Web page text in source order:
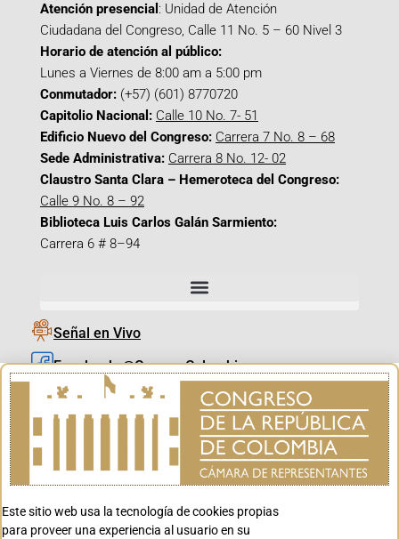
Atención presencial : Unidad de Atención
Ciudadana del Congreso, Calle 11 No. 5 – 60 Nivel 3
Horario de atención al público:
Lunes a Viernes de 8:00 am a 5:00 pm
Conmutador: (+57) (601) 8770720
Capitolio Nacional: Calle 10 No. 7- 51
Edificio Nuevo del Congreso: Carrera 7 No. 8 – 68
Sede Administrativa: Carrera 8 No. 12- 02
Claustro Santa Clara – Hemeroteca del Congreso:
Calle 9 No. 8 – 92
Biblioteca Luis Carlos Galán Sarmiento:
Carrera 6 # 8–94
Señal en Vivo
Facebook_@CamaraColombia
Instagram_@CamaraColombia
X_@CamaraColombia
Youtube_@CamaraColombia
Youtube_@CanalCongreso
Este sitio web usa la tecnología de cookies propias
para proveer una experiencia al usuario en su